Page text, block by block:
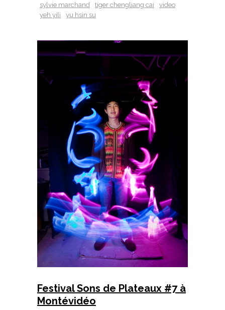
sylvie marchand
tiger chengliang cai
video
yeh yili
yu hsin su
Festival Sons de Plateaux #7 à
Montévidéo